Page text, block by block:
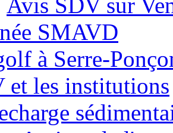
Avis SDV sur
SMAVD
à Serre-
et les institutions